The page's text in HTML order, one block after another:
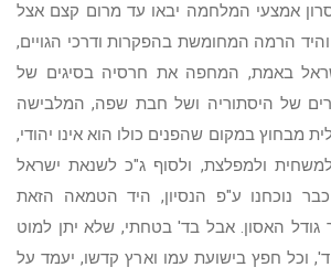
אמצעי המלחמה יבאו עד מרום קצם אצל
הרמה המחומשת בהפקרות ודרכי הגויים,
באמת, המחפה את חרסיה בסיגים של
של היסתוריה ושל חבת שפה, המלבישה
מבחוץ במקום שהפנים כולו הוא אינו יהודי,
ולמפלצת, ולסוף ג"כ לשנאת ישראל
נוכחנו ע"פ הנסיון, היד הטמאה הזאת
גודל האסון. אבל בד' בטחתי, שלא יתן למוט
ד', וכל חפץ בישועת עמו וארץ קדשו, יעמד על